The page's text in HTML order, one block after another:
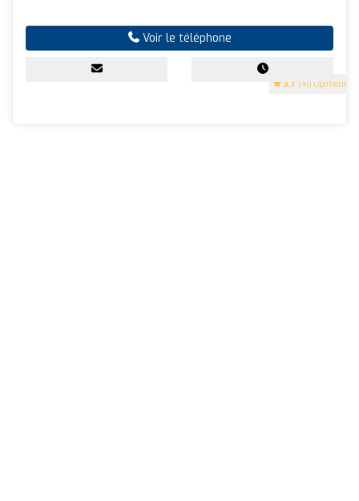
3.7 (40 Opinions)
Voir le téléphone